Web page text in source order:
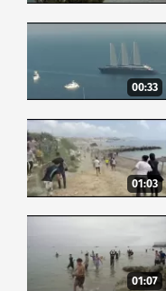
00:33
01:03
01:07